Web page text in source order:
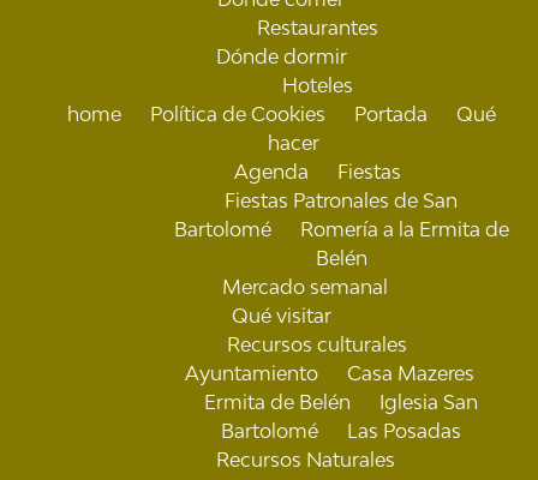
Restaurantes
Dónde dormir
Hoteles
home
Política de Cookies Portada
Qué
hacer
Agenda
Fiestas
Fiestas Patronales de San
Bartolomé
Romería a la Ermita de
Belén
Mercado semanal
Qué visitar
Recursos culturales
Ayuntamiento
Casa Mazeres
Ermita de Belén
Iglesia San
Bartolomé
Las Posadas
Recursos Naturales